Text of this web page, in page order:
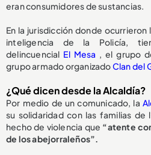
eran consumidores de sustancias.
En la jurisdicción donde
inteligencia de la Policía,
delincuencial El Mesa , el grupo
grupo armado organizadoClan del
¿Qué dicen desde la Alcaldía?
Por medio de un comunicado, la
su solidaridad con las familias de
hecho de violencia que “atente
de los abejorraleños”.